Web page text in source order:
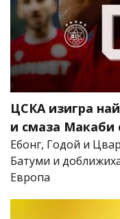
ЦСКА изигра
и смаза Макаби
Ебонг, Годой и
Батуми и
Европа